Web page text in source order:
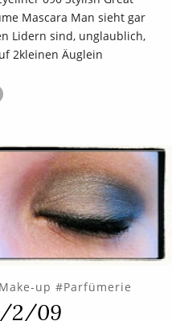
Mascara Man sieht gar
Lidern sind, unglaublich,
2kleinen Äuglein
Make-up Parfümerie
2/09